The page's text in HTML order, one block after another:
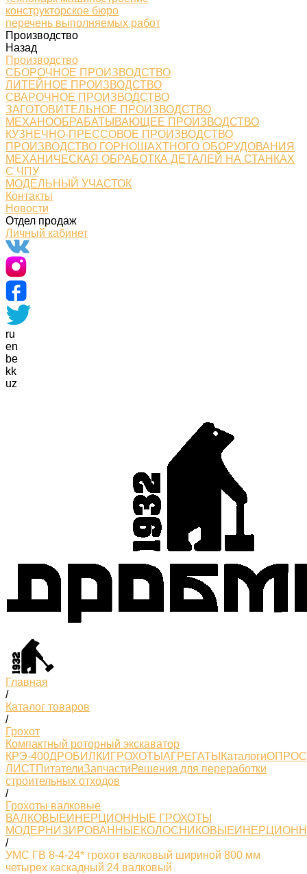
конструкторское бюро
перечень выполняемых работ
Производство
Назад
Производство
СБОРОЧНОЕ ПРОИЗВОДСТВО
ЛИТЕЙНОЕ ПРОИЗВОДСТВО
СВАРОЧНОЕ ПРОИЗВОДСТВО
ЗАГОТОВИТЕЛЬНОЕ ПРОИЗВОДСТВО
МЕХАНООБРАБАТЫВАЮЩЕЕ ПРОИЗВОДСТВО
КУЗНЕЧНО-ПРЕССОВОЕ ПРОИЗВОДСТВО
ПРОИЗВОДСТВО ГОРНОШАХТНОГО ОБОРУДОВАНИЯ
МЕХАНИЧЕСКАЯ ОБРАБОТКА ДЕТАЛЕЙ НА СТАНКАХ
С ЧПУ
МОДЕЛЬНЫЙ УЧАСТОК
Контакты
Новости
Отдел продаж
Личный кабинет
ru
en
be
kk
uz
Главная
/
Каталог товаров
/
Грохот
Компактный роторный экскаватор
КРЭ-400ДРОБИЛКИ ГРОХОТЫ АГРЕГАТЫ Каталоги
ЛИСТПитателиЗапчастиРешения для переработки
строительных отходов
/
Грохоты валковые
ВАЛКОВЫЕИНЕРЦИОННЫЕ ГРОХОТЫ
МОДЕРНИЗИРОВАННЫЕКОЛОСНИКОВЫЕ
/
УМС ГВ 8-4-24* грохот валковый шириной 800 мм
четырех каскадный 24 валковый